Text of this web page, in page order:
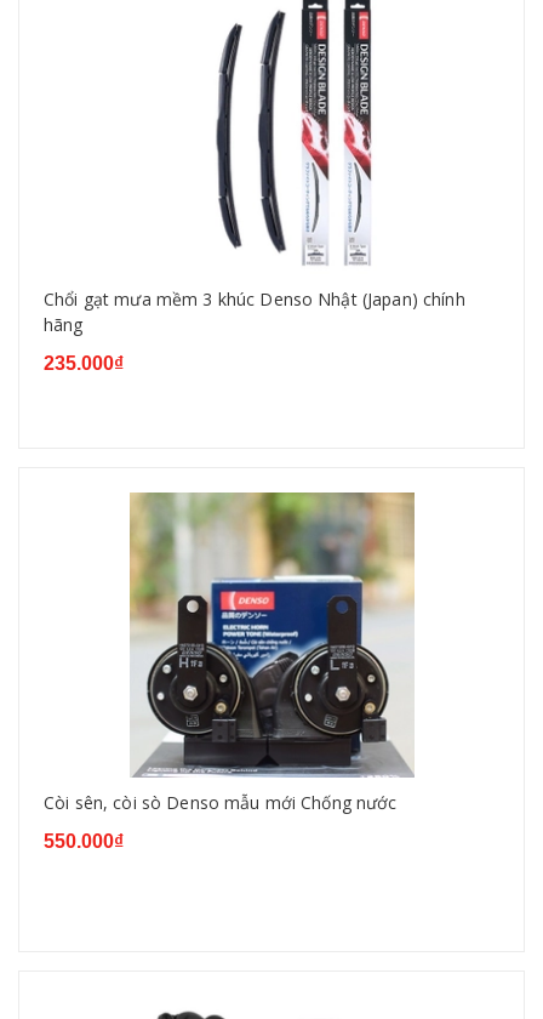
Chổi gạt mưa mềm 3 khúc Denso Nhật (Japan) chính
hãng
235.000₫
Còi sên, còi sò Denso mẫu mới Chống nước
550.000₫